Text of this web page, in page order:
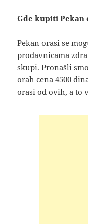
Gde kupiti Pekan
Pekan orasi se
prodavnicama
skupi. Pronašli
orah cena 4500
orasi od ovih, a to